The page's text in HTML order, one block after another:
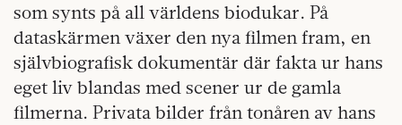
som synts på all världens biodukar. På
dataskärmen växer den nya filmen fram, en
självbiografisk dokumentär där fakta ur hans
eget liv blandas med scener ur de gamla
filmerna. Privata bilder från tonåren av hans